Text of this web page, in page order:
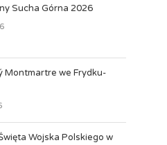
Sucha Górna 2026
Montmartre we Frydku-
Wojska Polskiego w